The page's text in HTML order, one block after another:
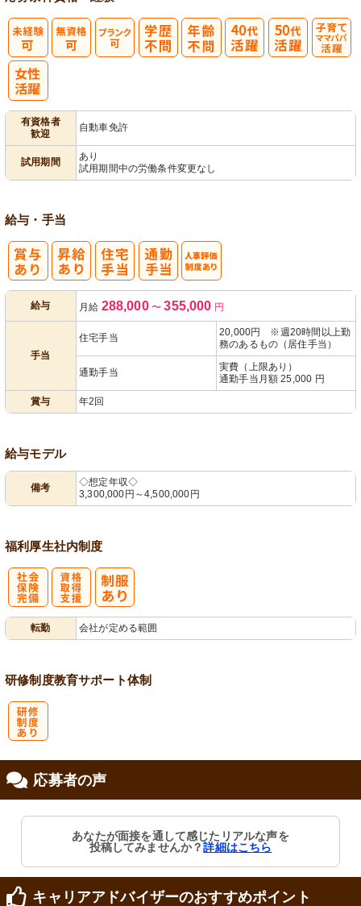
有資格者
歓迎
自動車免許
試用期間
あり
試用期間中の労働条件変更なし
給与・手当
給与 月給 288,000 〜 355,000 円
手当
住宅手当
20,000円 ※週20時間以上勤
務のあるもの（居住手当）
通勤手当
実費（上限あり）
通勤手当月額 25,000 円
賞与
年2回
給与モデル
備考
◇想定年収◇
3,300,000円～4,500,000円
福利厚生社内制度
転勤 会社が定める範囲
研修制度教育サポート体制
応募者の声
あなたが面接を通して感じたリアルな声を
投稿してみませんか？詳細はこちら
キャリアアドバイザーのおすすめポイント